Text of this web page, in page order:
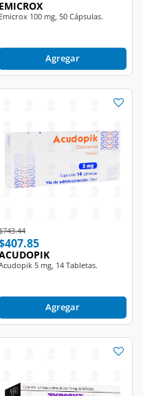
EMICROX
Emicrox 100 mg, 50 Cápsulas.
Agregar
reduced from
to
5 mg, 14 Tabletas.
Agregar